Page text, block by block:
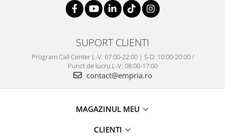
SUPORT CLIENTI
Program Call Center L-V: 07:00-22:00 | S-D: 10:00-20:00 /
Punct de lucru L-V: 08:00-17:00
contact@empria.ro
MAGAZINUL MEU
CLIENTI